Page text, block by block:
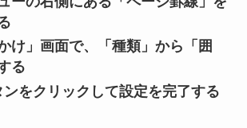
け」画面で、「種類」から「囲
る
ンをクリックして設定を完了する